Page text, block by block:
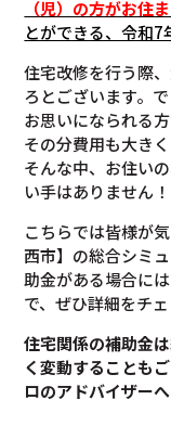
（児）の方がお住
とができる、令和7
住宅改修を行う際
ろとございます。
お思いになられる
その分費用も大き
そんな中、お住い
い手はありません！
こちらでは皆様が
西市】の総合シミ
助金がある場合に
で、ぜひ詳細をチ
住宅関係の補助金
く変動することも
ロのアドバイザー